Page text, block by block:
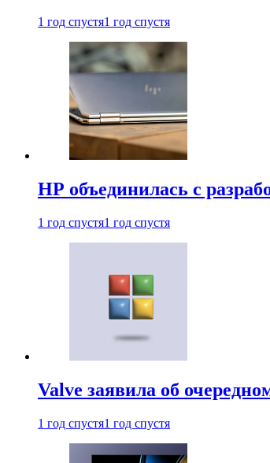
1 год спустя1 год спустя
HP объединилась с
1 год спустя1 год спустя
Valve заявила об
1 год спустя1 год спустя